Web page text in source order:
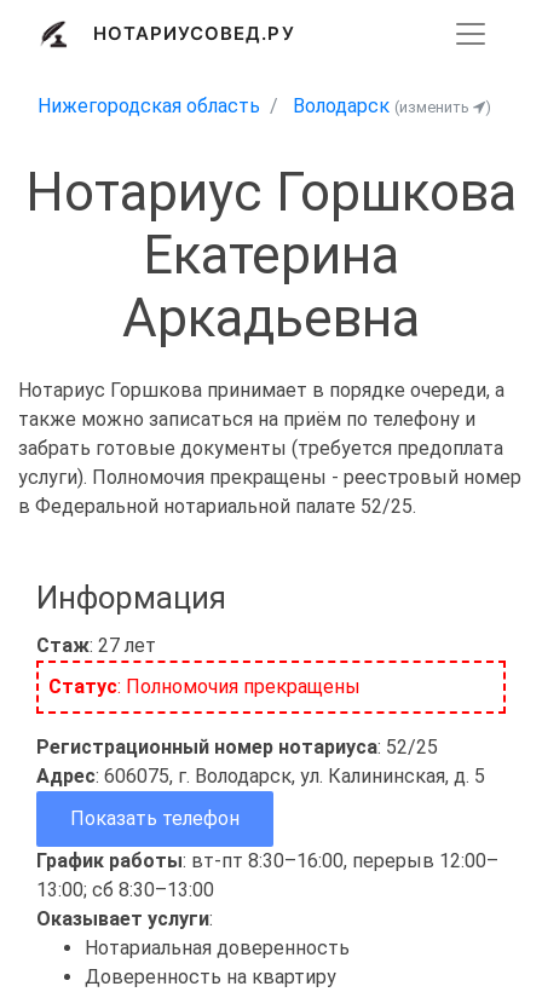
НОТАРИУСОВЕД.РУ
Нижегородская область Володарск (изменить )
Нотариус Горшкова
Екатерина
Аркадьевна
Нотариус Горшкова принимает в порядке очереди, а
также можно записаться на приём по телефону и
забрать готовые документы (требуется предоплата
услуги). Полномочия прекращены - реестровый номер
в Федеральной нотариальной палате 52/25.
Информация
Стаж: 27 лет
Статус: Полномочия прекращены
Регистрационный номер нотариуса: 52/25
Адрес: 606075, г. Володарск, ул. Калининская, д. 5
Показать телефон
График работы: вт-пт 8:30–16:00, перерыв 12:00–
13:00; сб 8:30–13:00
Оказывает услуги:
Нотариальная доверенность
Доверенность на квартиру